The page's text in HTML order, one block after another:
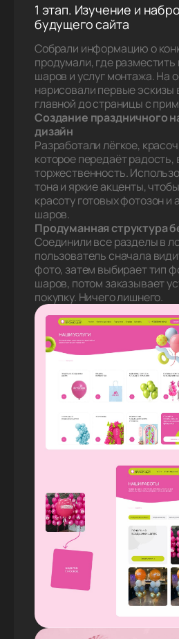
1 этап. Изучение и
будущего сайта
Собрали информацию о
продумали, где разместить
шаров и услуг монтажа. На
нарисовали первые эскизы
главной до страницы с
Создание праздничного
дизайн
Разработали лёгкое,
которое передаёт радость,
торжественность.
тона и яркие акценты,
красоту готовых фотозон и
шаров.
Продуманная структура
Соединили все разделы в
пользователь сначала
фото, затем выбирает тип
шаров, потом заказывает
покупку. Ничего лишнего.